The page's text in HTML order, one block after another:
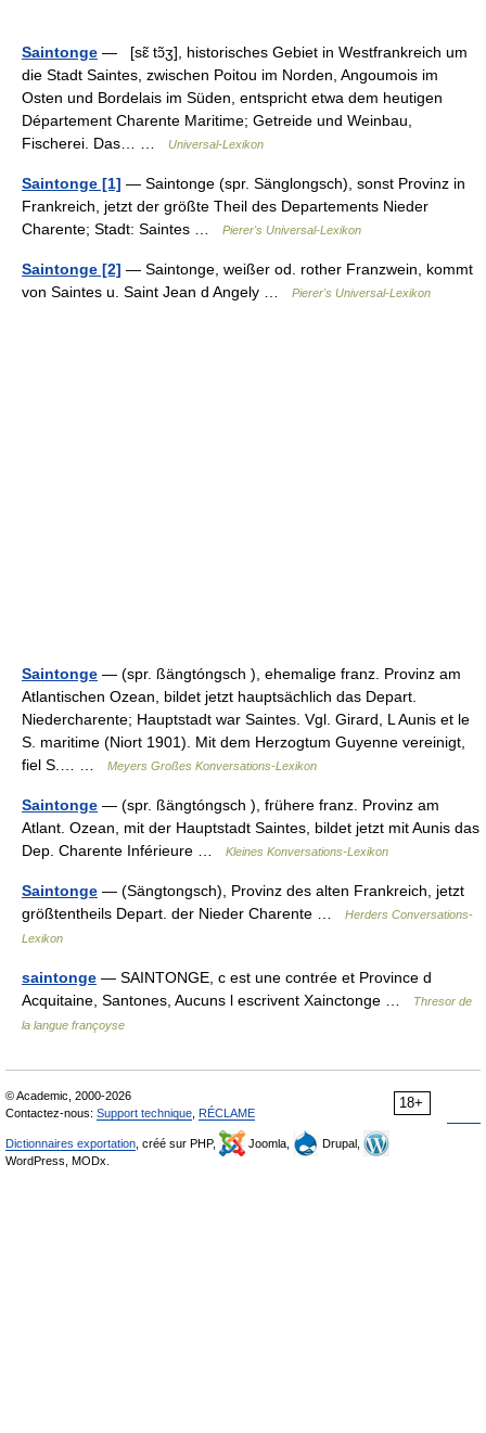
Saintonge — [sɛ̃ tɔ̃ʒ], historisches Gebiet in Westfrankreich um
die Stadt Saintes, zwischen Poitou im Norden, Angoumois im
Osten und Bordelais im Süden, entspricht etwa dem heutigen
Département Charente Maritime; Getreide und Weinbau,
Fischerei. Das… …
Universal-Lexikon
Saintonge [1] — Saintonge (spr. Sänglongsch), sonst Provinz in
Frankreich, jetzt der größte Theil des Departements Nieder
Charente; Stadt: Saintes …
Pierer's Universal-Lexikon
Saintonge [2] — Saintonge, weißer od. rother Franzwein, kommt
von Saintes u. Saint Jean d Angely …
Pierer's Universal-Lexikon
Saintonge — (spr. ßängtóngsch ), ehemalige franz. Provinz am
Atlantischen Ozean, bildet jetzt hauptsächlich das Depart.
Niedercharente; Hauptstadt war Saintes. Vgl. Girard, L Aunis et le
S. maritime (Niort 1901). Mit dem Herzogtum Guyenne vereinigt,
fiel S.… …
Meyers Großes Konversations-Lexikon
Saintonge — (spr. ßängtóngsch ), frühere franz. Provinz am
Atlant. Ozean, mit der Hauptstadt Saintes, bildet jetzt mit Aunis das
Dep. Charente Inférieure …
Kleines Konversations-Lexikon
Saintonge — (Sängtongsch), Provinz des alten Frankreich, jetzt
größtentheils Depart. der Nieder Charente …
Herders Conversations-
Lexikon
saintonge — SAINTONGE, c est une contrée et Province d
Acquitaine, Santones, Aucuns l escrivent Xainctonge …
Thresor de
la langue françoyse
18+
© Academic, 2000-2026
Contactez-nous: Support technique RÉCLAME
Dictionnaires exportation , créé sur PHP, Joomla,
Drupal,
WordPress, MODx.